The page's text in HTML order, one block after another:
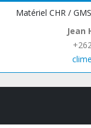
Matériel CHR /
Jean